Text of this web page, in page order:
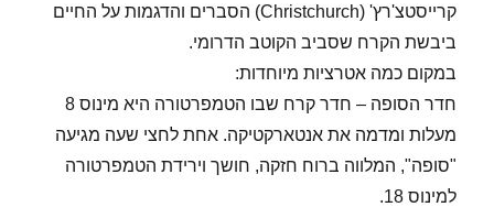
קרייסטצ'רץ' (Christchurch) הסברים והדגמות על החיים
ביבשת הקרח שסביב הקוטב הדרומי.
במקום כמה אטרציות מיוחדות:
חדר הסופה – חדר קרח שבו הטמפרטורה היא מינוס 8
מעלות ומדמה את אנטארקטיקה. אחת לחצי שעה מגיעה
"סופה", המלווה ברוח חזקה, חושך וירידת הטמפרטורה
למינוס 18.